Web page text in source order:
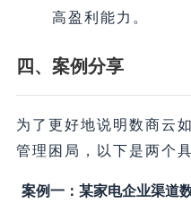
高盈利能力。
四、案例分享
为了更好地说明数商云
管理困局，以下是两个
案例一：某家电企业渠道